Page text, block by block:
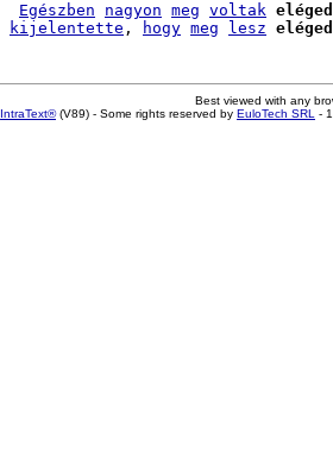
Egészben nagyon meg voltak
kijelentette , hogy meg lesz
Best viewed with any
IntraText®(V89) - Some rights reserved by EuloTech SRL -